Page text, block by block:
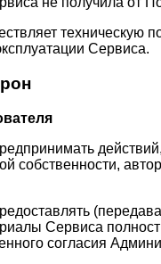
техническую
Сервиса.
собственности,
Сервиса
согласия